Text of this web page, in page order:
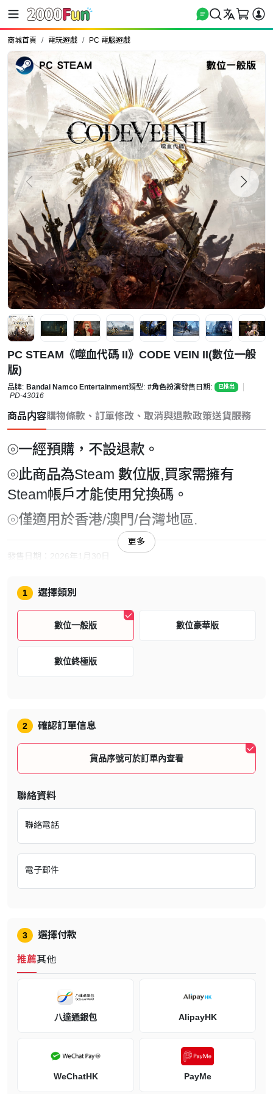
商城首頁 電玩遊戲 PC 電腦遊戲
PC STEAM《噬血代碼 II》CODE VEIN II(數位一般
版)
品牌: Bandai Namco Entertainment類型: #角色扮演發售日期: 已推出
PD-43016
商品内容購物條款、訂單修改、取消與退款政策送貨服務
⦾一經預購，不設退款。
⦾此商品為Steam 數位版,買家需擁有
Steam帳戶才能使用兌換碼。
⦾僅適用於香港/澳門/台灣地區.
發售日期：2026年1月30日
遊戲語言：繁體中文、簡體中文、英文、日文、韓文
遊戲人數：1 人
遊戲介紹
「渴望之月」突然出現，那力量影響吸血鬼，讓他們轉變為失去自我
的怪物，也讓世界逐漸步向毀滅。
為了阻止世界毀滅，身為吸血鬼獵人的主角與擁有穿越時空力量的少
女攜手，一起回到過去的世界。
富有挑戰性的戰鬥設計
經過反覆嘗試之後，能找出屬於自己的戰術，盡情享受攻克難關時的
痛快感與成就感。
能透過「吸血」從敵人身上奪取血液，轉而使用各式各樣的技能。
汲取前作的經驗後，培育系統隨之進化，本作能自由設定武器、技
能。依照敵人的特性與當下戰況，打造屬於自己的戰鬥風格吧。
更多
1 選擇類別
數位一般版 數位豪華版
數位終極版
2 確認訂單信息
貨品序號可於訂單內查看
聯絡資料
聯絡電話
電子郵件
3 選擇付款
推薦其他
八達通銀包 AlipayHK
WeChatHK PayMe